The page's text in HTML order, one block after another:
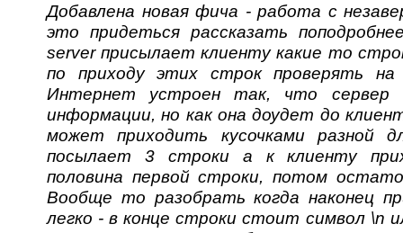
Добавлена новая фича - работа с
это придеться рассказать
server присылает клиенту какие то
по приходу этих строк проверять на
Интернет устроен так, что сервер
информации, но как она доудет до
может приходить кусочками разной
посылает 3 строки а к клиенту
половина первой строки, потом
Вообще то разобрать когда наконец
легко - в конце строки стоит символ \n